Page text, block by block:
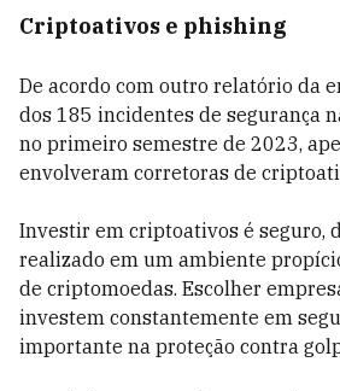
Criptoativos e phishing
De acordo com outro relatório da
dos 185 incidentes de segurança
no primeiro semestre de 2023,
envolveram corretoras de
Investir em criptoativos é seguro,
realizado em um ambiente
de criptomoedas. Escolher
investem constantemente em
importante na proteção contra